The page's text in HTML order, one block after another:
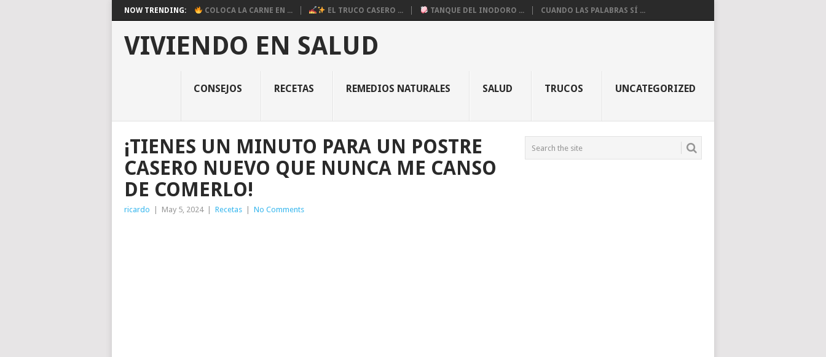
NOW TRENDING: COLOCA LA CARNE EN ... EL TRUCO CASERO ... TANQUE DEL INODORO ... CUANDO LAS PALABRAS SÍ ...
VIVIENDO EN SALUD
CONSEJOS RECETAS REMEDIOS NATURALES SALUD TRUCOS UNCATEGORIZED
¡TIENES UN MINUTO PARA UN POSTRE
CASERO NUEVO QUE NUNCA ME CANSO
DE COMERLO!
ricardo May 5, 2024 Recetas No Comments